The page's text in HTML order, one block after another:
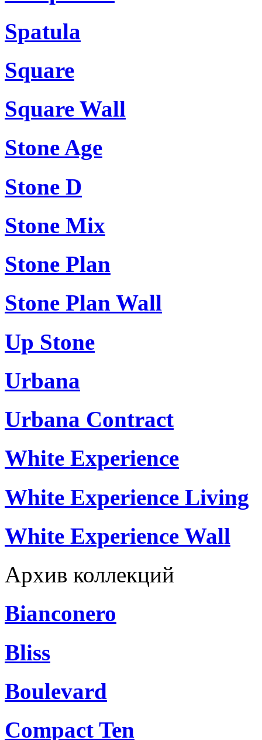
Spatula
Square
Square Wall
Stone Age
Stone D
Stone Mix
Stone Plan
Stone Plan Wall
Up Stone
Urbana
Urbana Contract
White Experience
White Experience Living
White Experience Wall
Архив коллекций
Bianconero
Bliss
Boulevard
Compact Ten